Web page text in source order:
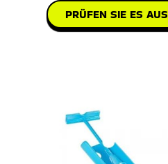
PRÜFEN SIE ES AUS